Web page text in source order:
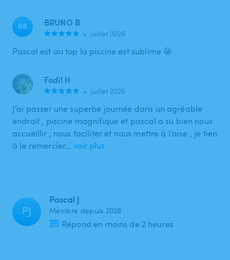
BB BRUNO B
• juillet 2026
Pascal est au top la piscine est sublime 🤩
Fodil H
• juillet 2026
J’ai passer une superbe journée dans un agréable
endroit , piscine magnifique et pascal a su bien nous
accueillir , nous faciliter et nous mettre à l’aise , je tien
à le remercier… voir plus
PJ
Pascal J
Membre depuis 2026
Répond en moins de 2 heures